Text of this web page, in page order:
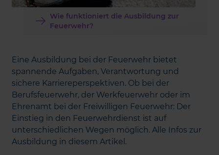
Wie funktioniert die Ausbildung zur
Feuerwehr?
Eine Ausbildung bei der Feuerwehr bietet
spannende Aufgaben, Verantwortung und
sichere Karriereperspektiven. Ob bei der
Berufsfeuerwehr, der Werkfeuerwehr oder im
Ehrenamt bei der Freiwilligen Feuerwehr: Der
Einstieg in den Feuerwehrdienst ist auf
unterschiedlichen Wegen möglich. Alle Infos zur
Ausbildung in diesem Artikel.